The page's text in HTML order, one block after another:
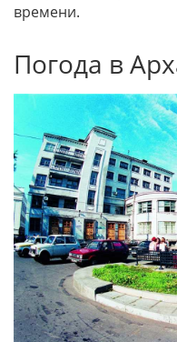
времени.
Погода в